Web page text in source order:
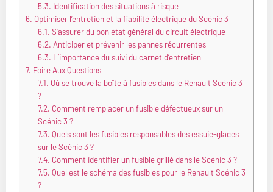
5.3. Identification des situations à risque
6. Optimiser l’entretien et la fiabilité électrique du Scénic 3
6.1. S’assurer du bon état général du circuit électrique
6.2. Anticiper et prévenir les pannes récurrentes
6.3. L’importance du suivi du carnet d’entretien
7. Foire Aux Questions
7.1. Où se trouve la boîte à fusibles dans le Renault Scénic 3
?
7.2. Comment remplacer un fusible défectueux sur un
Scénic 3 ?
7.3. Quels sont les fusibles responsables des essuie-glaces
sur le Scénic 3 ?
7.4. Comment identifier un fusible grillé dans le Scénic 3 ?
7.5. Quel est le schéma des fusibles pour le Renault Scénic 3
?